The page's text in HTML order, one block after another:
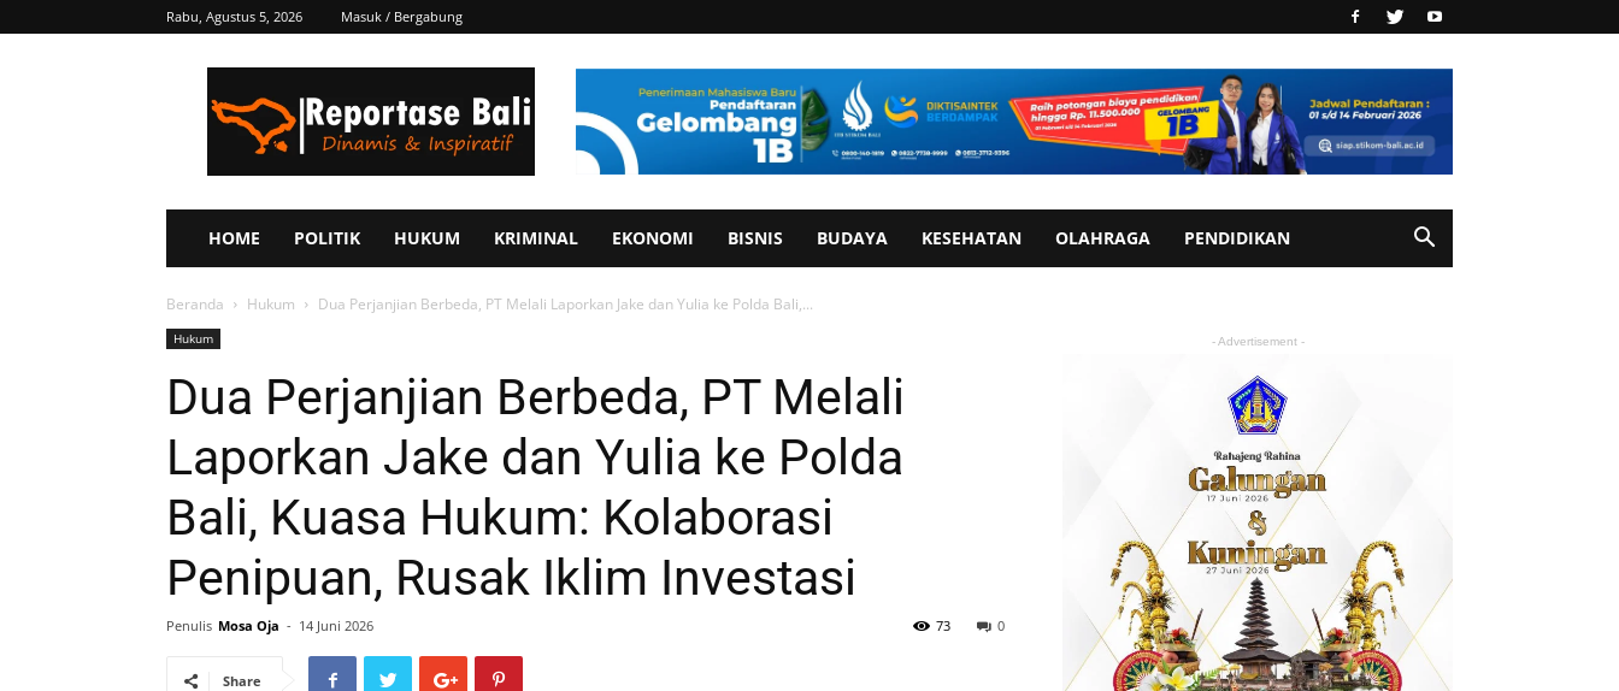
Rabu, Agustus 5, 2026 Masuk / Bergabung
Bali
HOME POLITIK HUKUM KRIMINAL EKONOMI BISNIS BUDAYA KESEHATAN OLAHRAGA PENDIDIKAN
Beranda Hukum Dua Perjanjian Berbeda, PT Melali Laporkan Jake dan Yulia ke Polda Bali,...
Hukum
Dua Perjanjian Berbeda, PT Melali
Laporkan Jake dan Yulia ke Polda
Bali, Kuasa Hukum: Kolaborasi
Penipuan, Rusak Iklim Investasi
Penulis Mosa Oja - 14 Juni 2026 0
73
Share
- Advertisement -